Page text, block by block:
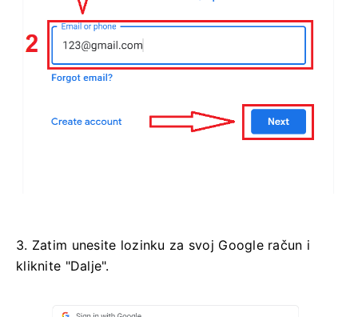
3. Zatim unesite lozinku za svoj Google račun i
kliknite "Dalje".